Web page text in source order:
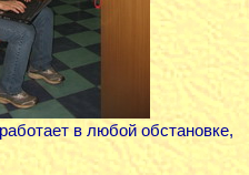
в любой обстановке,